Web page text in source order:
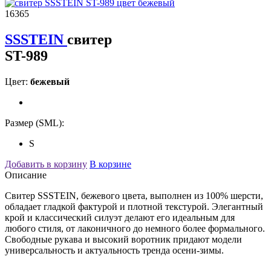
16365
SSSTEIN свитер
ST-989
Цвет: бежевый
Размер (SML):
S
Добавить в корзину В корзине
Описание
Свитер SSSTEIN, бежевого цвета, выполнен из 100% шерсти,
обладает гладкой фактурой и плотной текстурой. Элегантный
крой и классический силуэт делают его идеальным для
любого стиля, от лаконичного до немного более формального.
Свободные рукава и высокий воротник придают модели
универсальность и актуальность тренда осени-зимы.